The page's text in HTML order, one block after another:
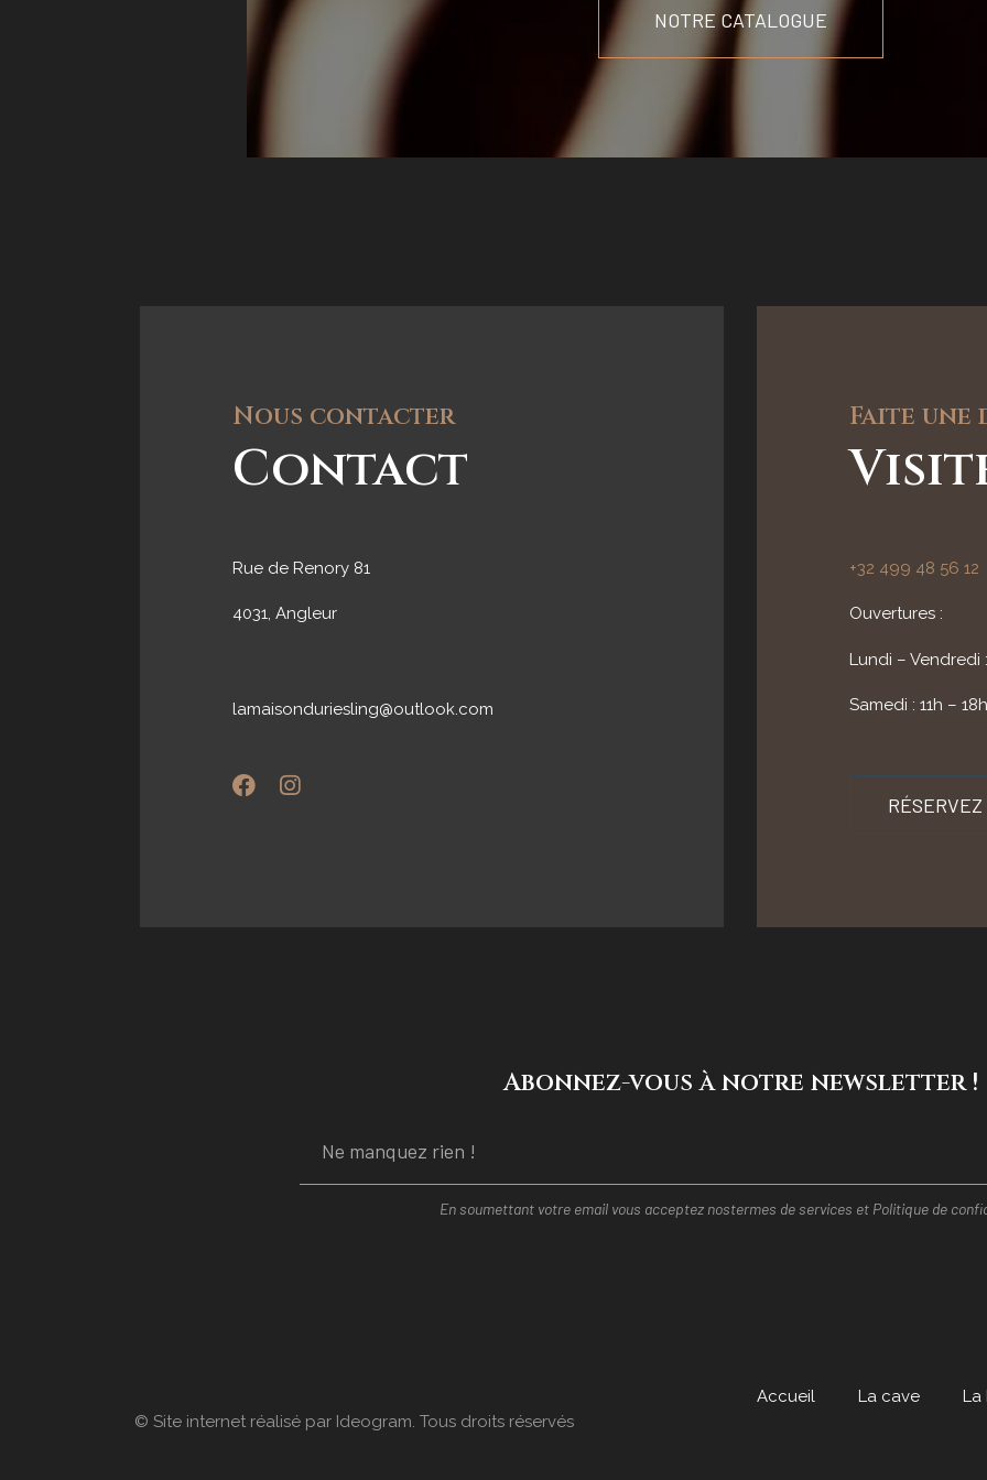
NOTRE CATALOGUE
Nous contacter
Contact
Rue de Renory 81
4031, Angleur
lamaisonduriesling@outlook.com
Faite
+32 499 48 56 12
Ouvertures :
Lundi – Vendredi
Samedi : 11h – 18h
RÉSERVEZ
Abonnez-vous à notre newsletter !
En soumettant votre email vous acceptez nostermes de services et Politique de
© Site internet réalisé par Ideogram. Tous droits réservés
Accueil La cave La